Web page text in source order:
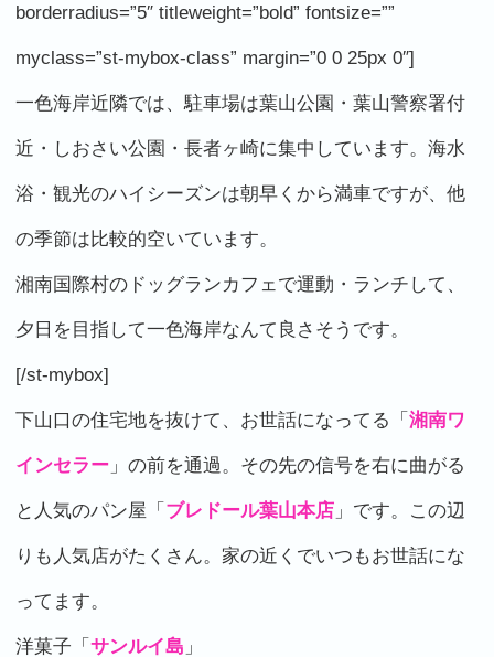
borderradius=”5″ titleweight=”bold” fontsize=””
myclass=”st-mybox-class” margin=”0 0 25px 0″]
一色海岸近隣では、駐車場は葉山公園・葉山警察署付
近・しおさい公園・長者ヶ崎に集中しています。海水
浴・観光のハイシーズンは朝早くから満車ですが、他
の季節は比較的空いています。
湘南国際村のドッグランカフェで運動・ランチして、
夕日を目指して一色海岸なんて良さそうです。
[/st-mybox]
下山口の住宅地を抜けて、お世話になってる「 湘南ワ
インセラー」の前を通過。その先の信号を右に曲がる
と人気のパン屋「 ブレドール葉山本店」です。この辺
りも人気店がたくさん。家の近くでいつもお世話にな
ってます。
洋菓子「 サンルイ島 」